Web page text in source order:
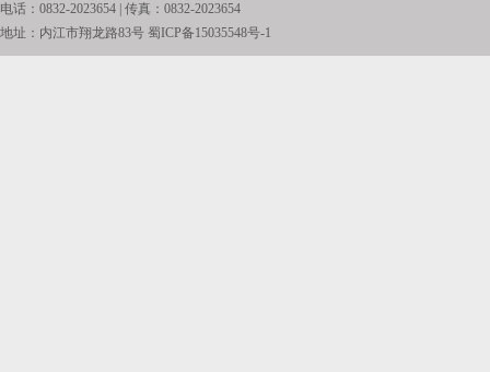
电话：0832-2023654 | 传真：0832-2023654
地址：内江市翔龙路83号 蜀ICP备15035548号-1